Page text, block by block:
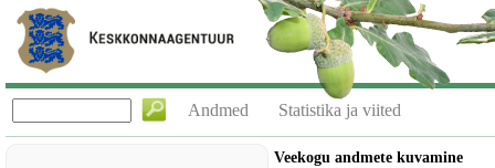
Andmed Statistika ja viited
Veekogu andmete kuvamine